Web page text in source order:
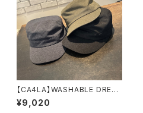
【CA4LA】WASHABLE DREA
MS PL キャップ DO
U02148
¥9,020